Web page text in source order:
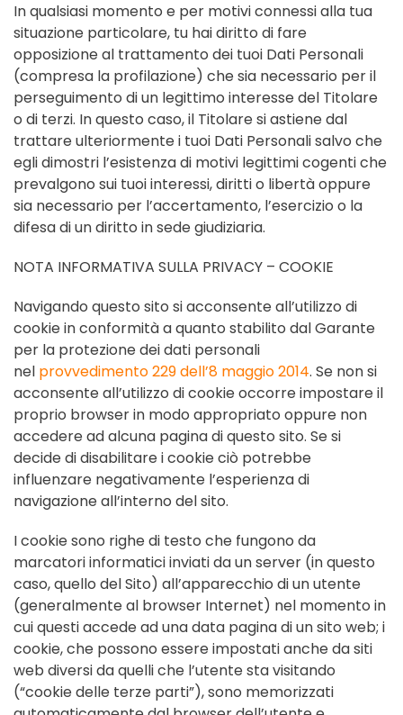
In qualsiasi momento e per motivi connessi alla tua
situazione particolare, tu hai diritto di fare
opposizione al trattamento dei tuoi Dati Personali
(compresa la profilazione) che sia necessario per il
perseguimento di un legittimo interesse del Titolare
o di terzi. In questo caso, il Titolare si astiene dal
trattare ulteriormente i tuoi Dati Personali salvo che
egli dimostri l’esistenza di motivi legittimi cogenti che
prevalgono sui tuoi interessi, diritti o libertà oppure
sia necessario per l’accertamento, l’esercizio o la
difesa di un diritto in sede giudiziaria.
NOTA INFORMATIVA SULLA PRIVACY – COOKIE
Navigando questo sito si acconsente all’utilizzo di
cookie in conformità a quanto stabilito dal Garante
per la protezione dei dati personali
nel provvedimento 229 dell’8 maggio 2014. Se non si
acconsente all’utilizzo di cookie occorre impostare il
proprio browser in modo appropriato oppure non
accedere ad alcuna pagina di questo sito. Se si
decide di disabilitare i cookie ciò potrebbe
influenzare negativamente l’esperienza di
navigazione all’interno del sito.
I cookie sono righe di testo che fungono da
marcatori informatici inviati da un server (in questo
caso, quello del Sito) all’apparecchio di un utente
(generalmente al browser Internet) nel momento in
cui questi accede ad una data pagina di un sito web; i
cookie, che possono essere impostati anche da siti
web diversi da quelli che l’utente sta visitando
(“cookie delle terze parti”), sono memorizzati